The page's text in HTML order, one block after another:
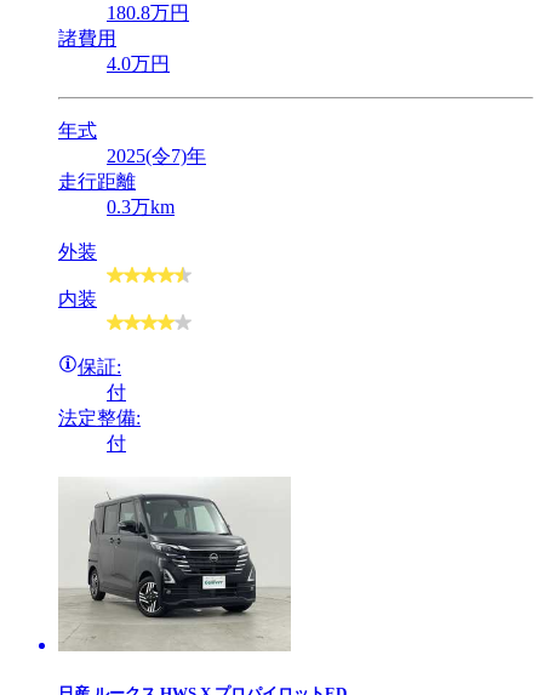
180.8万円
諸費用
4.0万円
年式
2025(令7)年
走行距離
0.3万km
外装
内装
保証:
付
法定整備:
付